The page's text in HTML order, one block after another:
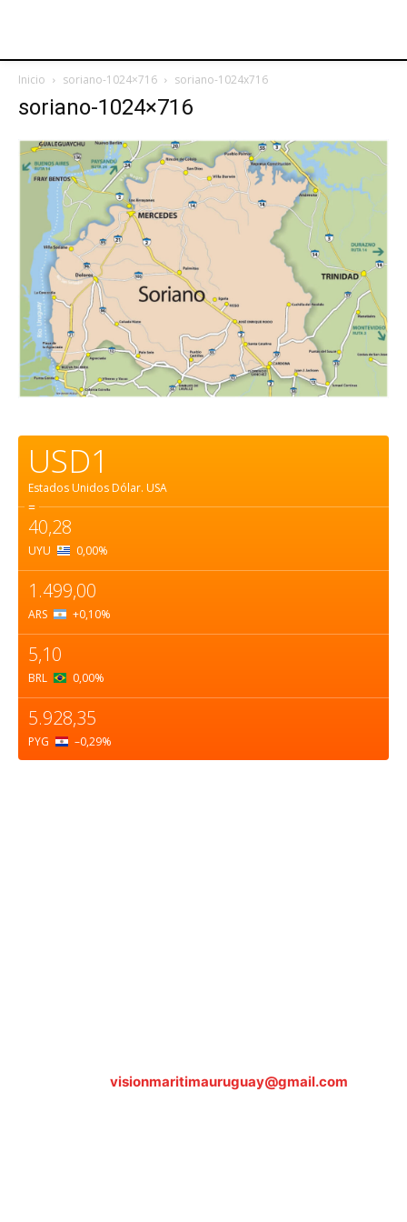
Inicio soriano-1024×716 soriano-1024x716
soriano-1024×716
USD1
Estados Unidos Dólar. USA
=
40,28
UYU 0,00%
1.499,00
ARS +0,10%
5,10
BRL 0,00%
5.928,35
PYG –0,29%
visionmaritimauruguay@gmail.com